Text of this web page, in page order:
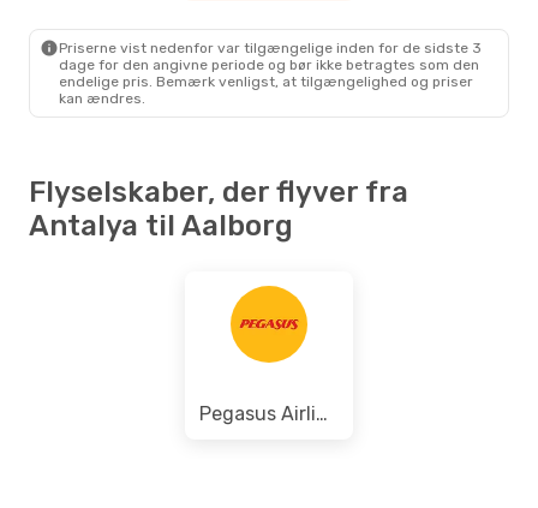
- Ons. 4. Nov.
AYT- AAL
Scandinavian Airlines
2 Mellemlandinger
AAL- AYT
Priserne vist nedenfor var tilgængelige inden for de sidste 3
dage for den angivne periode og bør ikke betragtes som den
endelige pris. Bemærk venligst, at tilgængelighed og priser
kan ændres.
Flyselskaber, der flyver fra
Antalya til Aalborg
Pegasus Airlines